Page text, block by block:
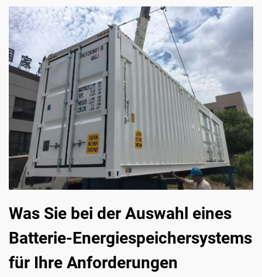
Was Sie bei der Auswahl eines
Batterie-Energiespeichersystems
für Ihre Anforderungen